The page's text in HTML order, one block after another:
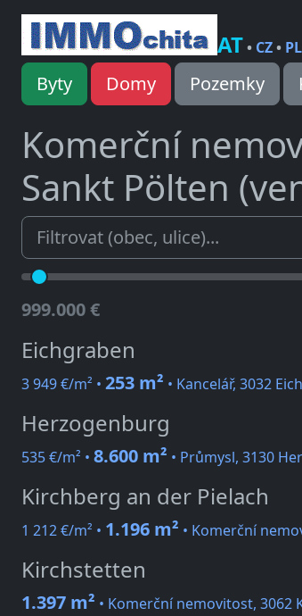
AT• CZ• PL
Byty Domy Pozemky
Komerční
Sankt Pölten
999.000 €
Eichgraben
3 949 €/m² • 253 m² • Kancelář, 3032
Herzogenburg
535 €/m² • 8.600 m² • Průmysl, 3130
Kirchberg an der Pielach
1 212 €/m² • 1.196 m² • Komerční
Kirchstetten
1.397 m² • Komerční nemovitost, 3062